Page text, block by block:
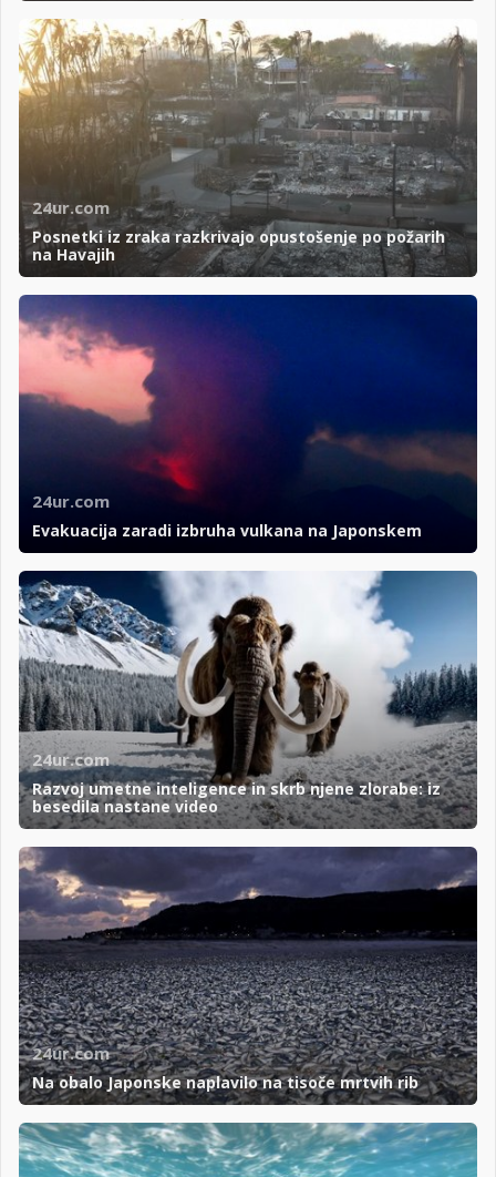
24ur.com
Posnetki iz zraka razkrivajo opustošenje po požarih
na Havajih
24ur.com
Evakuacija zaradi izbruha vulkana na Japonskem
24ur.com
Razvoj umetne inteligence in skrb njene zlorabe: iz
besedila nastane video
24ur.com
Na obalo Japonske naplavilo na tisoče mrtvih rib